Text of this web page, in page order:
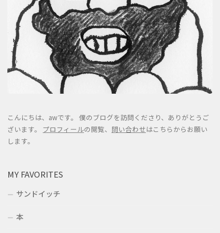
こんにちは、awです。 僕のブログを訪問くださり、ありがとうご
ざいます。 プロフィールの閲覧、 問い合わせはこちらからお願い
します。
MY FAVORITES
サンドイッチ
本